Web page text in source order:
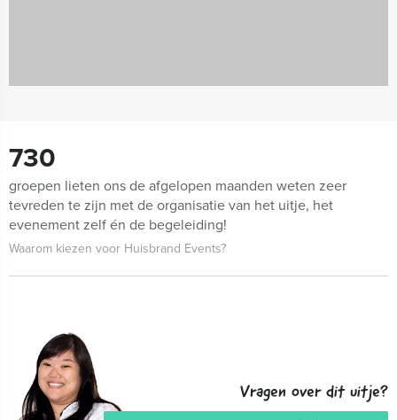
730
groepen lieten ons de afgelopen maanden weten zeer
tevreden te zijn met de organisatie van het uitje, het
evenement zelf én de begeleiding!
Waarom kiezen voor Huisbrand Events?
Vragen over dit uitje?